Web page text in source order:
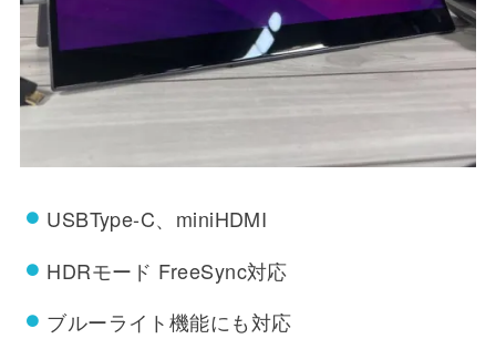
USBType-C、miniHDMI
HDRモード FreeSync対応
ブルーライト機能にも対応